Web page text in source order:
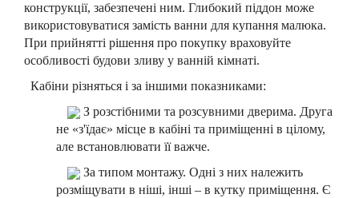
конструкції, забезпечені ним. Глибокий піддон може
використовуватися замість ванни для купання малюка.
При прийнятті рішення про покупку враховуйте
особливості будови зливу у ванній кімнаті.
Кабіни різняться і за іншими показниками:
З розстібними та розсувними дверима. Друга
не «з'їдає» місце в кабіні та приміщенні в цілому,
але встановлювати її важче.
За типом монтажу. Одні з них належить
розміщувати в ніші, інші – в кутку приміщення. Є